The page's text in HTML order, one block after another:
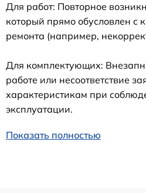
Для работ: Повторное
который прямо обусловлен с
ремонта (например,
Для комплектующих:
работе или несоответствие
характеристикам при
эксплуатации.
Показать полностью